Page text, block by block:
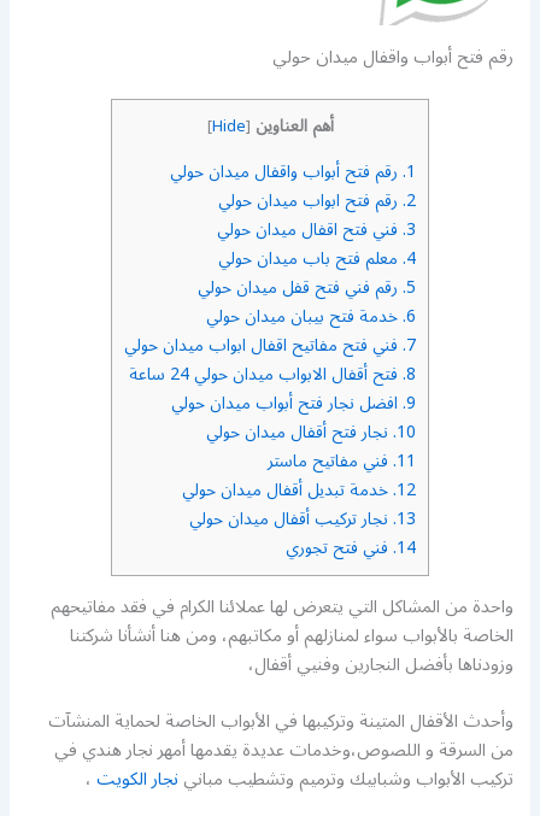
رقم فتح أبواب واقفال ميدان حولي
أهم العناوين [
Hide
]
1. رقم فتح أبواب واقفال ميدان حولي
2. رقم فتح ابواب ميدان حولي
3. فني فتح اقفال ميدان حولي
4. معلم فتح باب ميدان حولي
5. رقم فني فتح قفل ميدان حولي
6. خدمة فتح بيبان ميدان حولي
7. فني فتح مفاتيح اقفال ابواب ميدان حولي
8. فتح أقفال الابواب ميدان حولي 24 ساعة
9. افضل نجار فتح أبواب ميدان حولي
10. نجار فتح أقفال ميدان حولي
11. فني مفاتيح ماستر
12. خدمة تبديل أقفال ميدان حولي
13. نجار تركيب أقفال ميدان حولي
14. فني فتح تجوري
واحدة من المشاكل التي يتعرض لها عملائنا الكرام في فقد مفاتيحهم
الخاصة بالأبواب سواء لمنازلهم أو مكاتبهم، ومن هنا أنشأنا شركتنا
وزودناها بأفضل النجارين وفنيي أقفال،
وأحدث الأقفال المتينة وتركيبها في الأبواب الخاصة لحماية المنشآت
من السرقة و اللصوص،وخدمات عديدة يقدمها أمهر نجار هندي في
تركيب الأبواب وشبابيك وترميم وتشطيب مبانينجار الكويت،